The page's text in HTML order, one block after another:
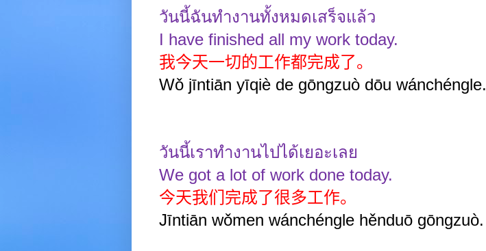
วันนี้ฉันทำงานทั้งหมดเสร็จแล้ว
I have finished all my work today.
我今天一切的工作都完成了。
Wǒ jīntiān yīqiè de gōngzuò dōu wánchéngle.
วันนี้เราทำงานไปได้เยอะเลย
We got a lot of work done today.
今天我们完成了很多工作。
Jīntiān wǒmen wánchéngle hěnduō gōngzuò.